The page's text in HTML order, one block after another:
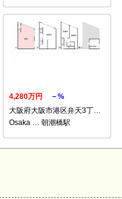
4,280万円
－%
大阪府大阪市港区弁天3丁…
Osaka … 朝潮橋駅